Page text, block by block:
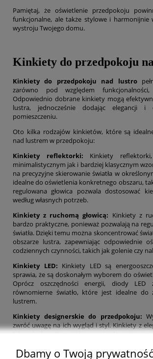
Pamiętaj, że oświetlenie przedpokoju
funkcjonalne, ale także stylowe i harmonijnie
wystroju Twojego domu.
Kinkiety do przedpokoju
Kinkiety do przedpokoju nad lustro
zarówno pod względem
Odpowiednio dobrane kinkiety mogą
lustra, jednocześnie dodając elegancji i
pomieszczeniu.
Oto kilka rodzajów kinkietów, które są
nad lustrem w przedpokoju:
Kinkiety reflektorki: Kinkiety
minimalistycznym jak i bardziej klasycznym
na precyzyjne skierowanie światła w
idealne do oświetlenia konkretnego obszaru,
regulowana głowica pozwala dostosować
według własnych potrzeb.
Kinkiety z ruchomą głowicą: Kinkiety z
bardzo praktyczne, ponieważ pozwalają na
światła. Dzięki temu można skoncentrować
obszarze lustra, zapewniając odpowiednie
codziennych czynności, takich jak golenie czy
Kinkiety LED: Kinkiety LED są
sprawia, że są doskonałym wyborem do
Oprócz oszczędności energii, diody LED
równomierne światło, które jest idealne do
lustrem.
Kinkiety designerskie do przedpokoju:
zwróć uwagę na ich wygląd i styl. Kinkiety z
lub wykończeniem, które pasuje do reszty
charakteru.
Dbamy o Twoją prywatność